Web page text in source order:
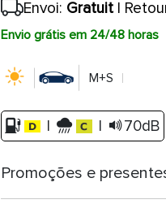
Envoi: Gratuit|
Envio grátis em 24/48 horas
M+S
| | 70dB
Promoções e